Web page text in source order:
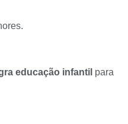
educação infantil para